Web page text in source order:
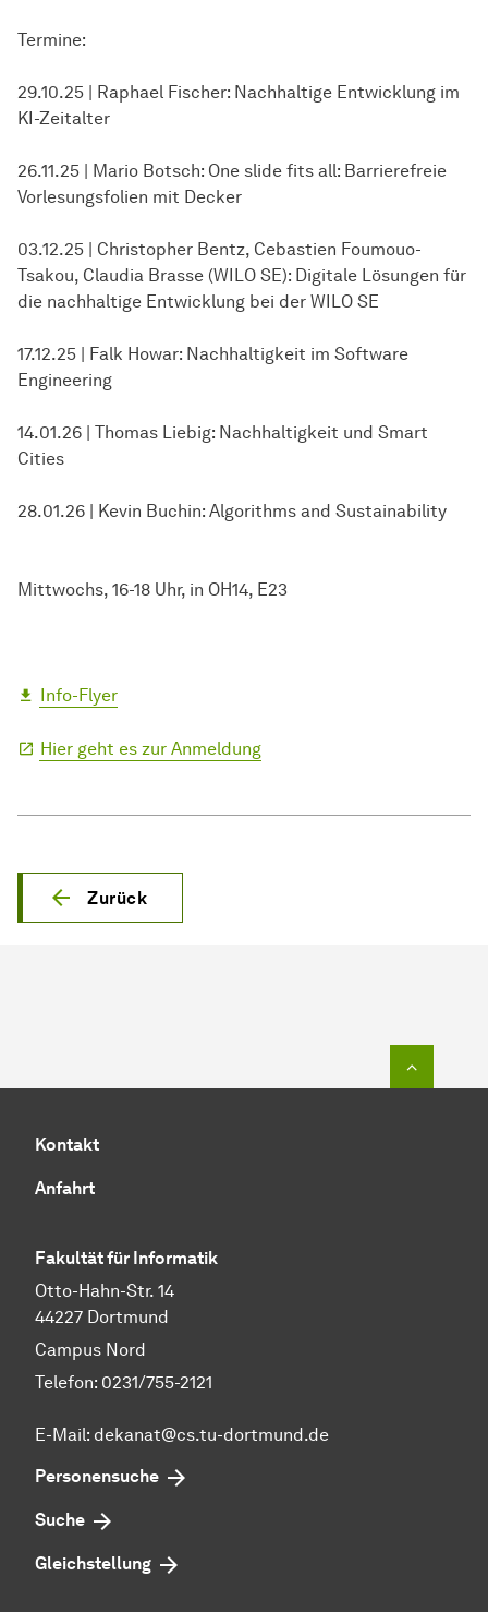
Termine:
29.10.25 | Raphael Fischer: Nachhaltige Entwicklung im
KI-Zeitalter
26.11.25 | Mario Botsch: One slide fits all: Barrierefreie
Vorlesungsfolien mit Decker
03.12.25 | Christopher Bentz, Cebastien Foumouo-
Tsakou, Claudia Brasse (WILO SE): Digitale Lösungen für
die nachhaltige Entwicklung bei der WILO SE
17.12.25 | Falk Howar: Nachhaltigkeit im Software
Engineering
14.01.26 | Thomas Liebig: Nachhaltigkeit und Smart
Cities
28.01.26 | Kevin Buchin: Algorithms and Sustainability
Mittwochs, 16-18 Uhr, in OH14, E23
Info-Flyer
Hier geht es zur Anmeldung
Zurück
Kontakt
Anfahrt
Fakultät für Informatik
Otto-Hahn-Str. 14
44227 Dortmund
Campus Nord
Telefon: 0231/755-2121
E-Mail: dekanat@cs.tu-dortmund.de
Personensuche
Suche
Gleichstellung